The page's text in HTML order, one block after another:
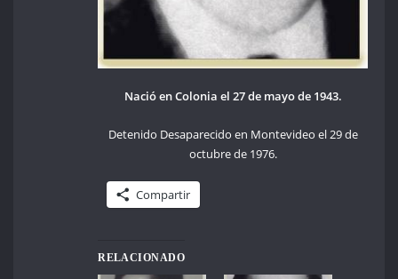
Nació en Colonia el 27 de mayo de 1943.
Detenido Desaparecido en Montevideo el 29 de
octubre de 1976.
Compartir
RELACIONADO